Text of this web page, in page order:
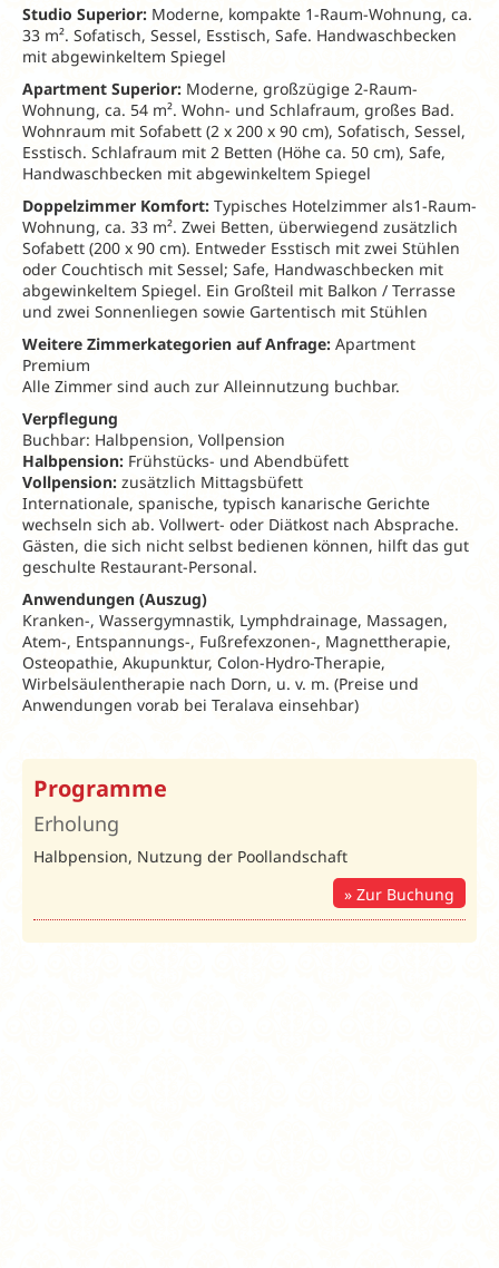
Studio Superior: Moderne, kompakte 1-Raum-Wohnung, ca.
33 m². Sofatisch, Sessel, Esstisch, Safe. Handwaschbecken
mit abgewinkeltem Spiegel
Apartment Superior: Moderne, großzügige 2-Raum-
Wohnung, ca. 54 m². Wohn- und Schlafraum, großes Bad.
Wohnraum mit Sofabett (2 x 200 x 90 cm), Sofatisch, Sessel,
Esstisch. Schlafraum mit 2 Betten (Höhe ca. 50 cm), Safe,
Handwaschbecken mit abgewinkeltem Spiegel
Doppelzimmer Komfort: Typisches Hotelzimmer als1-Raum-
Wohnung, ca. 33 m². Zwei Betten, überwiegend zusätzlich
Sofabett (200 x 90 cm). Entweder Esstisch mit zwei Stühlen
oder Couchtisch mit Sessel; Safe, Handwaschbecken mit
abgewinkeltem Spiegel. Ein Großteil mit Balkon / Terrasse
und zwei Sonnenliegen sowie Gartentisch mit Stühlen
Weitere Zimmerkategorien auf Anfrage: Apartment
Premium
Alle Zimmer sind auch zur Alleinnutzung buchbar.
Verpflegung
Buchbar: Halbpension, Vollpension
Halbpension: Frühstücks- und Abendbüfett
Vollpension: zusätzlich Mittagsbüfett
Internationale, spanische, typisch kanarische Gerichte
wechseln sich ab. Vollwert- oder Diätkost nach Absprache.
Gästen, die sich nicht selbst bedienen können, hilft das gut
geschulte Restaurant-Personal.
Anwendungen (Auszug)
Kranken-, Wassergymnastik, Lymphdrainage, Massagen,
Atem-, Entspannungs-, Fußrefexzonen-, Magnettherapie,
Osteopathie, Akupunktur, Colon-Hydro-Therapie,
Wirbelsäulentherapie nach Dorn, u. v. m. (Preise und
Anwendungen vorab bei Teralava einsehbar)
Programme
Erholung
Halbpension, Nutzung der Poollandschaft
Zur Buchung
Frühbucher und Bonus
5% Rabattab 28 ÜN
ab 56 ÜN
Hinweis: Der Rabatt wird von